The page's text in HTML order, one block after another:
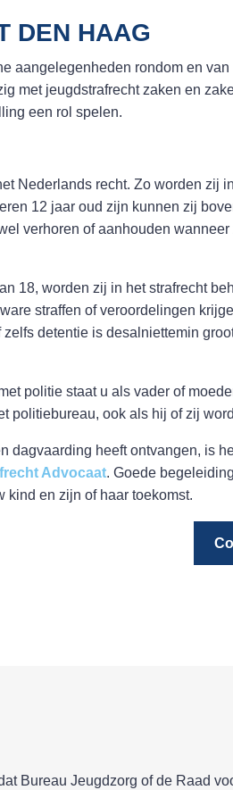
DEN HAAG
aangelegenheden rondom en van
met jeugdstrafrecht zaken en
een rol spelen.
Nederlands recht. Zo worden zij
12 jaar oud zijn kunnen zij
verhoren of aanhouden
18, worden zij in het strafrecht
straffen of veroordelingen
detentie is desalniettemin
politie staat u als vader of
politiebureau, ook als hij of zij
dagvaarding heeft ontvangen, is
Advocaat. Goede
kind en zijn of haar toekomst.
Bureau Jeugdzorg of de Raad